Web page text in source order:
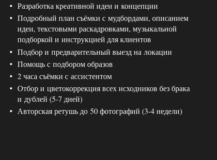
Разработка креативной идеи и концепции
Подробный план съёмки с мудбордами, описанием
идеи, текстовыми раскадровками, музыкальной
подборкой и инструкцией для клиентов
Подбор и предварительный выезд на локации
Помощь с подбором образов
2 часа съёмки с ассистентом
Отбор и цветокоррекция всех исходников без брака
и дублей (5-7 дней)
Авторская ретушь до 50 фотографий (3-4 недели)